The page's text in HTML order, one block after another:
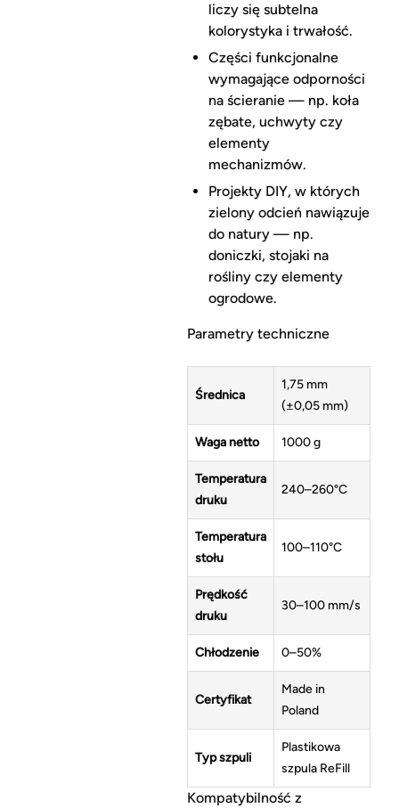
liczy się subtelna
kolorystyka i trwałość.
Części funkcjonalne
wymagające odporności
na ścieranie — np. koła
zębate, uchwyty czy
elementy
mechanizmów.
Projekty DIY, w których
zielony odcień nawiązuje
do natury — np.
doniczki, stojaki na
rośliny czy elementy
ogrodowe.
Parametry techniczne
Średnica
1,75 mm
(±0,05 mm)
Waga netto 1000 g
Temperatura
druku
240–260°C
Temperatura
stołu
100–110°C
Prędkość
druku
30–100 mm/s
Chłodzenie 0–50%
Certyfikat
Made in
Poland
Typ szpuli
Plastikowa
szpula ReFill
Kompatybilność z